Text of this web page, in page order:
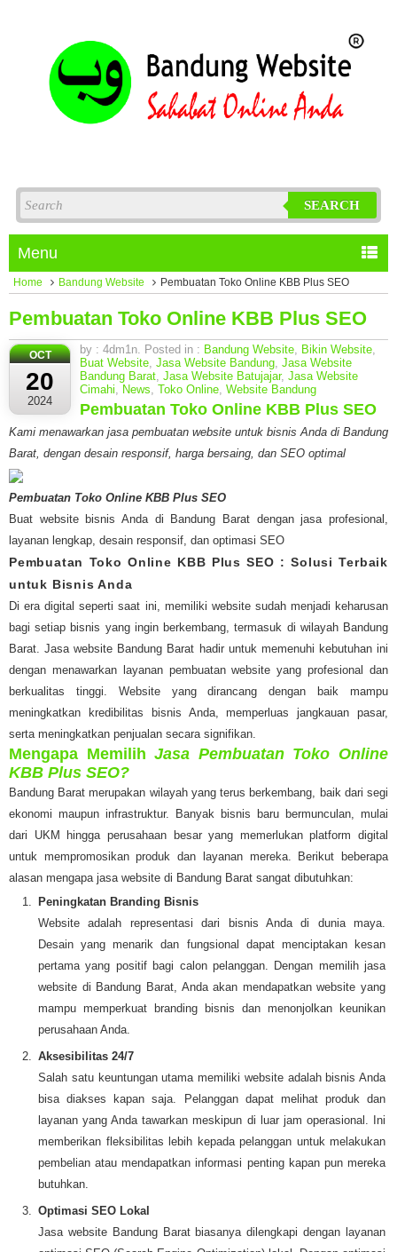
SEARCH
Menu
Home Bandung Website Pembuatan Toko Online KBB Plus SEO
Pembuatan Toko Online KBB Plus SEO
OCT
20
2024
by : 4dm1n. Posted in : Bandung Website, Bikin Website,
Buat Website, Jasa Website Bandung, Jasa Website
Bandung Barat, Jasa Website Batujajar, Jasa Website
Cimahi, News, Toko Online, Website Bandung
Pembuatan Toko Online KBB Plus SEO
Kami menawarkan jasa pembuatan website untuk bisnis Anda di Bandung
Barat, dengan desain responsif, harga bersaing, dan SEO optimal
Pembuatan Toko Online KBB Plus SEO
Buat website bisnis Anda di Bandung Barat dengan jasa profesional,
layanan lengkap, desain responsif, dan optimasi SEO
Pembuatan Toko Online KBB Plus SEO : Solusi Terbaik
untuk Bisnis Anda
Di era digital seperti saat ini, memiliki website sudah menjadi keharusan
bagi setiap bisnis yang ingin berkembang, termasuk di wilayah Bandung
Barat. Jasa website Bandung Barat hadir untuk memenuhi kebutuhan ini
dengan menawarkan layanan pembuatan website yang profesional dan
berkualitas tinggi. Website yang dirancang dengan baik mampu
meningkatkan kredibilitas bisnis Anda, memperluas jangkauan pasar,
serta meningkatkan penjualan secara signifikan.
Mengapa MemilihJasa Pembuatan Toko Online
KBB Plus SEO?
Bandung Barat merupakan wilayah yang terus berkembang, baik dari segi
ekonomi maupun infrastruktur. Banyak bisnis baru bermunculan, mulai
dari UKM hingga perusahaan besar yang memerlukan platform digital
untuk mempromosikan produk dan layanan mereka. Berikut beberapa
alasan mengapa jasa website di Bandung Barat sangat dibutuhkan:
Peningkatan Branding Bisnis
Website adalah representasi dari bisnis Anda di dunia maya.
Desain yang menarik dan fungsional dapat menciptakan kesan
pertama yang positif bagi calon pelanggan. Dengan memilih jasa
website di Bandung Barat, Anda akan mendapatkan website yang
mampu memperkuat branding bisnis dan menonjolkan keunikan
perusahaan Anda.
Aksesibilitas 24/7
Salah satu keuntungan utama memiliki website adalah bisnis Anda
bisa diakses kapan saja. Pelanggan dapat melihat produk dan
layanan yang Anda tawarkan meskipun di luar jam operasional. Ini
memberikan fleksibilitas lebih kepada pelanggan untuk melakukan
pembelian atau mendapatkan informasi penting kapan pun mereka
butuhkan.
Optimasi SEO Lokal
Jasa website Bandung Barat biasanya dilengkapi dengan layanan